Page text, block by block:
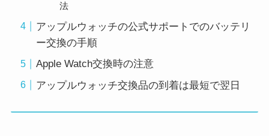
法
アップルウォッチの公式サポートでのバッテリ
ー交換の手順
Apple Watch交換時の注意
アップルウォッチ交換品の到着は最短で翌日